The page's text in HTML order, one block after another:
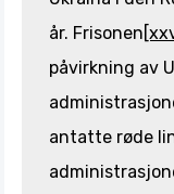
år. Frisonen
påvirkning av
antatte røde